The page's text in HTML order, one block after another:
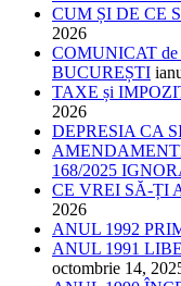
CUM ȘI DE CE
2026
COMUNICAT
BUCUREȘTI
TAXE și
2026
DEPRESIA CA
168/2025
CE VREI SĂ-ȚI
2026
ANUL 1992
ANUL 1991
octombrie 14,